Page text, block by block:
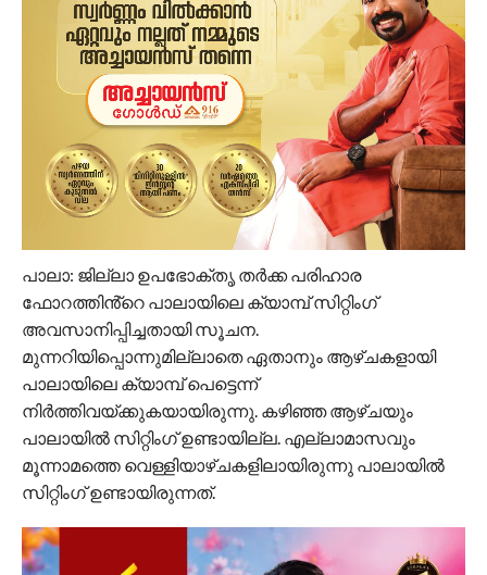
പാലാ: ജില്ലാ ഉപഭോക്തൃ തർക്ക പരിഹാര
ഫോറത്തിൻ്റെ പാലായിലെ ക്യാമ്പ് സിറ്റിംഗ്
അവസാനിപ്പിച്ചതായി സൂചന.
മുന്നറിയിപ്പൊന്നുമില്ലാതെ ഏതാനും ആഴ്ചകളായി
പാലായിലെ ക്യാമ്പ് പെട്ടെന്ന്
നിർത്തിവയ്ക്കുകയായിരുന്നു. കഴിഞ്ഞ ആഴ്ചയും
പാലായിൽ സിറ്റിംഗ് ഉണ്ടായില്ല. എല്ലാമാസവും
മൂന്നാമത്തെ വെള്ളിയാഴ്ചകളിലായിരുന്നു പാലായിൽ
സിറ്റിംഗ് ഉണ്ടായിരുന്നത്.